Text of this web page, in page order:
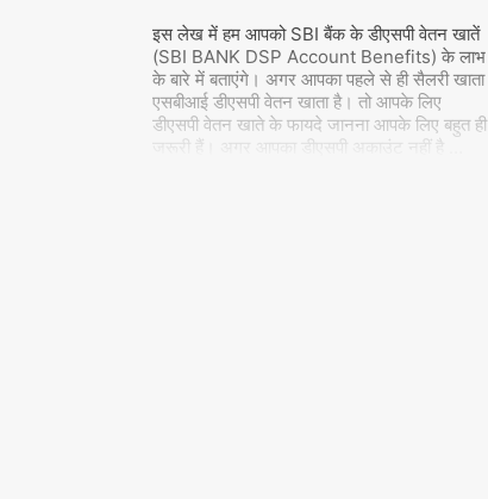
इस लेख में हम आपको SBI बैंक के डीएसपी वेतन खातें
(SBI BANK DSP Account Benefits) के लाभ
के बारे में बताएंगे। अगर आपका पहले से ही सैलरी खाता
एसबीआई डीएसपी वेतन खाता है। तो आपके लिए
डीएसपी वेतन खाते के फायदे जानना आपके लिए बहुत ही
जरूरी हैं। अगर आपका डीएसपी अकाउंट नहीं है